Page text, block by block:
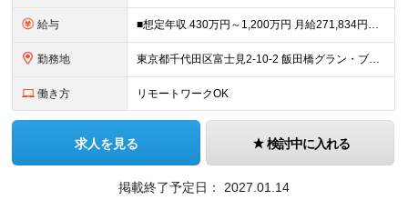
給与 ■想定年収 430万円～1,200万円 月給271,834円～ 【標準賞与】月給2ヶ月分×年2回（合計年4ヶ月分：6月/12月に支給） 【残業代】年収430万円の場合：基本給￥233,000+固定
勤務地 東京都千代田区富士見2-10-2 飯田橋グラン・ブルーム ※受動喫煙対策：屋内喫煙可能場所あり ※変更の範囲：上記を除く当社関連勤務地
働き方 リモートワークOK
求人を見る 検討中に入れる
掲載終了予定日： 2027.01.14